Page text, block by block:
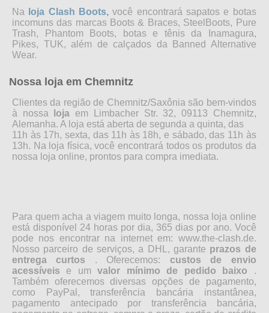
Na loja Clash Boots,você encontrará sapatos e botas
incomuns das marcas Boots & Braces, SteelBoots, Pure
Trash, Phantom Boots, botas e tênis da Inamagura,
Pikes, TUK, além de calçados da Banned Alternative
Wear.
Nossa loja em Chemnitz
Clientes da região de Chemnitz/Saxônia são bem-vindos
à nossa
loja em Limbacher Str. 32, 09113 Chemnitz,
Alemanha. A loja está aberta de segunda a quinta, das
11h às 17h, sexta, das 11h às 18h, e sábado, das 11h às
13h. Na loja física, você encontrará todos os produtos da
nossa loja online, prontos para compra imediata.
Para quem acha a viagem muito longa, nossa loja online
está disponível 24 horas por dia, 365 dias por ano. Você
pode nos encontrar na internet em: www.the-clash.de.
Nosso parceiro de serviços, a DHL, garante prazos de
entrega curtos . Oferecemos: custos de envio
acessíveis e umvalor mínimo de pedido baixo .
Também oferecemos diversas opções de pagamento,
como PayPal, transferência bancária instantânea,
pagamento antecipado por transferência bancária,